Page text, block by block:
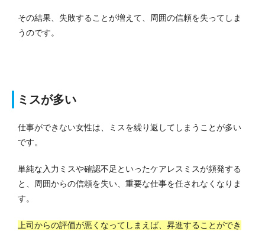
その結果、失敗することが増えて、周囲の信頼を失ってしま
うのです。
ミスが多い
仕事ができない女性は、ミスを繰り返してしまうことが多い
です。
単純な入力ミスや確認不足といったケアレスミスが頻発する
と、周囲からの信頼を失い、重要な仕事を任されなくなりま
す。
上司からの評価が悪くなってしまえば、昇進することができ